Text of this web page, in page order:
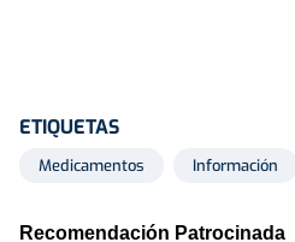
ETIQUETAS
Medicamentos Información